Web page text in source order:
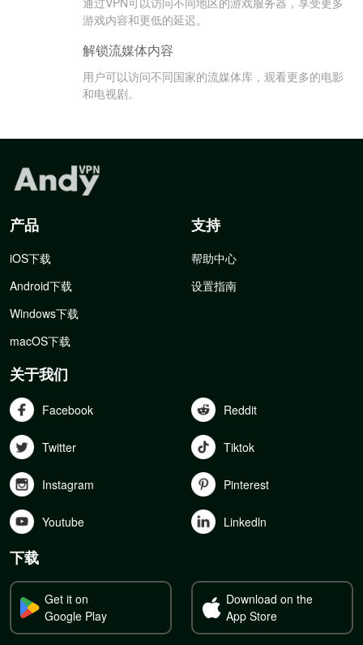
游戏内容和更低的延迟。
解锁流媒体内容
用户可以访问不同国家的流媒体库，观看更多的电影
和电视剧。
产品
iOS下载
Android下载
Windows下载
macOS下载
支持
帮助中心
设置指南
关于我们
Facebook Reddit
Twitter Tiktok
Instagram Pinterest
Youtube Linkedln
下载
Get it on
Google Play
Download on the
App Store